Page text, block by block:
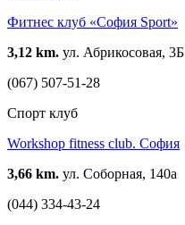
Фитнес клуб «София Sport»
3,12 km. ул. Абрикосовая, 3Б
(067) 507-51-28
Спорт клуб
Workshop fitness club. София
3,66 km. ул. Соборная, 140а
(044) 334-43-24